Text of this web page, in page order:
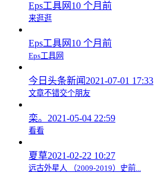
Eps工具网 10 个月前
来逛逛
Eps工具网 10 个月前
Eps工具网
今日头条新闻 2021-07-01 17:33
文章不错交个朋友
栾。 2021-05-04 22:59
看看
夏草2021-02-22 10:27
远古外星人 （2009-2019）史前...